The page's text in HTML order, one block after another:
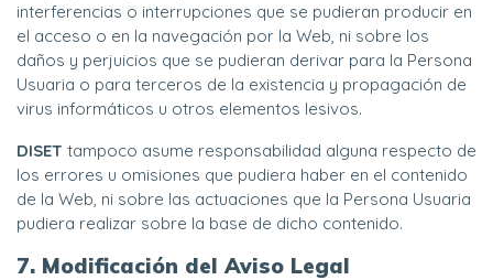
interferencias o interrupciones que se pudieran producir en
el acceso o en la navegación por la Web, ni sobre los
daños y perjuicios que se pudieran derivar para la Persona
Usuaria o para terceros de la existencia y propagación de
virus informáticos u otros elementos lesivos.
DISET tampoco asume responsabilidad alguna respecto de
los errores u omisiones que pudiera haber en el contenido
de la Web, ni sobre las actuaciones que la Persona Usuaria
pudiera realizar sobre la base de dicho contenido.
7. Modificación del Aviso Legal